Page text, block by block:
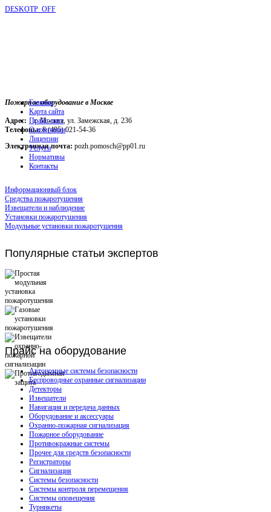
DESKOTP_OFF
Пожарное оборудование в Москве
Адрес: г. Москва, ул. Замежская, д. 236
Телефоны:8 (495) 021-54-36
Электронная почта: pozh.pomosch@pp01.ru
Главная
Карта сайта
Прайс-лист
О компании
Лицензии
Услуги
Нормативы
Контакты
Информационный блок
Средства пожаротушения
Извещатели и наблюдение
Установки пожаротушения
Модульные установки пожаротушения
Популярные статьи экспертов
Прайсна оборудование
Автономные системы безопасности
Беспроводные охранные сигнализации
Детекторы
Извещатели
Навигация и передача данных
Оборудование и аксессуары
Охранно-пожарная сигнализация
Пожарное оборудование
Противокражные системы
Прочее для средств безопасности
Регистраторы
Сигнализация
Системы безопасности
Системы контроля перемещения
Системы оповещения
Турникеты